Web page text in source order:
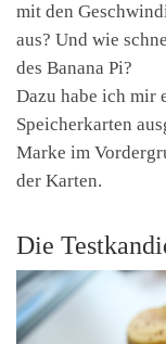
mit den
aus? Und wie
des Banana Pi?
Dazu habe ich mir
Speicherkarten
Marke im
der Karten.
Die